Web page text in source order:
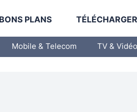
BONS PLANS
Mobile & Telecom TV & Vidéo